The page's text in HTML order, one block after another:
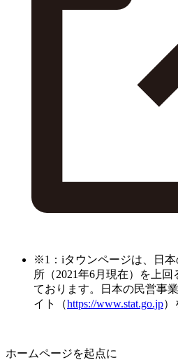
※1：iタウンページは、日本
所（2021年6月現在）を上
ております。日本の民営事
イト（https://www.stat.go.jp）
ホームページを起点に